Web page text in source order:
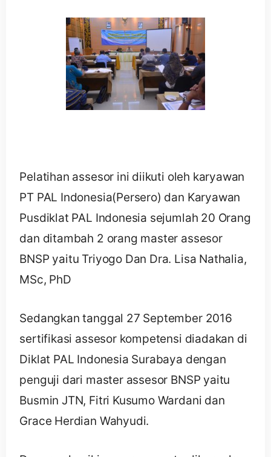
Pelatihan assesor ini diikuti oleh karyawan
PT PAL Indonesia(Persero) dan Karyawan
Pusdiklat PAL Indonesia sejumlah 20 Orang
dan ditambah 2 orang master assesor
BNSP yaitu Triyogo Dan Dra. Lisa Nathalia,
MSc, PhD
Sedangkan tanggal 27 September 2016
sertifikasi assesor kompetensi diadakan di
Diklat PAL Indonesia Surabaya dengan
penguji dari master assesor BNSP yaitu
Busmin JTN, Fitri Kusumo Wardani dan
Grace Herdian Wahyudi.